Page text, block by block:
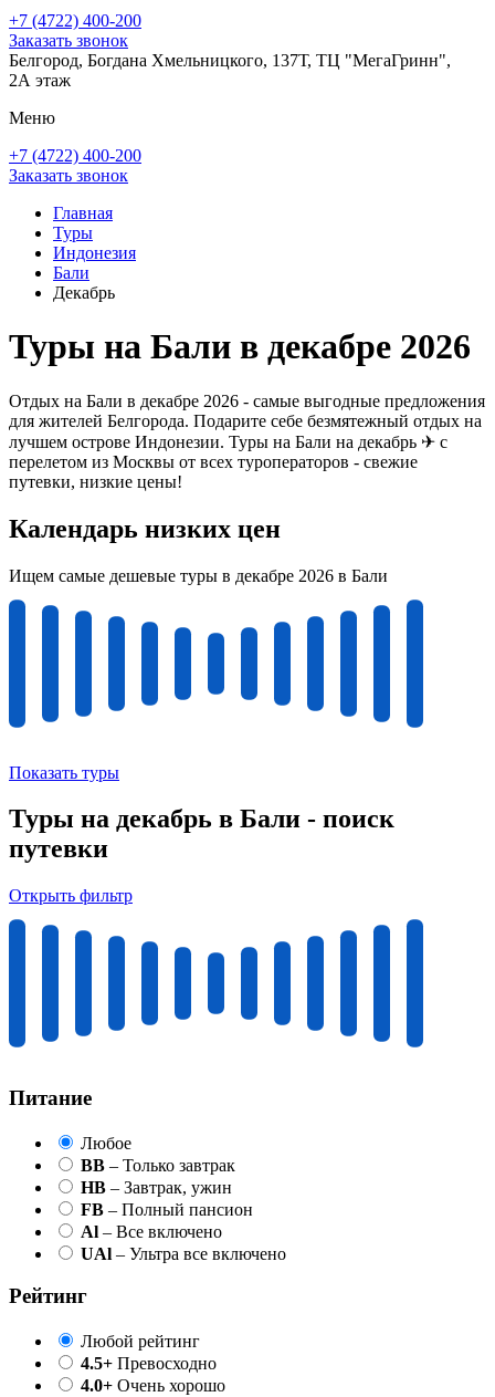
+7 (4722) 400-200
Заказать звонок
Белгород, Богдана Хмельницкого, 137Т, ТЦ "МегаГринн",
2А этаж
Меню
+7 (4722) 400-200
Заказать звонок
Главная
Туры
Индонезия
Бали
Декабрь
Туры на Бали в декабре 2026
Отдых на Бали в декабре 2026 - самые выгодные предложения
для жителей Белгорода. Подарите себе безмятежный отдых на
лучшем острове Индонезии. Туры на Бали на декабрь ✈ с
перелетом из Москвы от всех туроператоров - свежие
путевки, низкие цены!
Календарь низких цен
Ищем самые дешевые туры в декабре 2026 в Бали
Показать туры
Туры на декабрь в Бали - поиск
путевки
Открыть фильтр
Питание
Любое
BB – Только завтрак
HB – Завтрак, ужин
FB – Полный пансион
Al – Все включено
UAl – Ультра все включено
Рейтинг
Любой рейтинг
4.5+ Превосходно
4.0+ Очень хорошо